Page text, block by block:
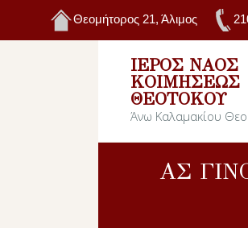
Θεομήτορος 21, Άλιμος
ΙΕΡΌΣ ΝΑΌΣ
ΚΟΙΜΉΣΕΩΣ
ΘΕΟΤΌΚΟΥ
Άνω Καλαμακίου
ΑΣ